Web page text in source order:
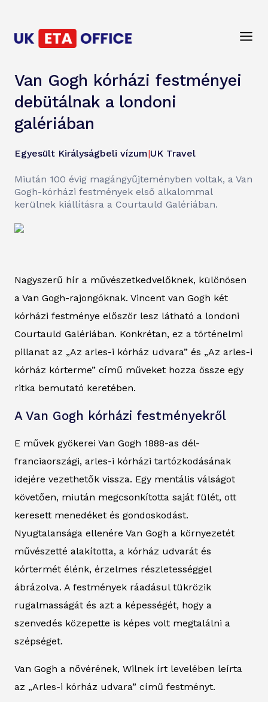
Van Gogh kórházi festményei
debütálnak a londoni
galériában
Egyesült Királyságbeli vízum|UK Travel
Miután 100 évig magángyűjteményben voltak, a Van
Gogh-kórházi festmények első alkalommal
kerülnek kiállításra a Courtauld Galériában.
Nagyszerű hír a művészetkedvelőknek, különösen
a Van Gogh-rajongóknak. Vincent van Gogh két
kórházi festménye először lesz látható a londoni
Courtauld Galériában. Konkrétan, ez a történelmi
pillanat az „Az arles-i kórház udvara” és „Az arles-i
kórház kórterme” című műveket hozza össze egy
ritka bemutató keretében.
A Van Gogh kórházi festményekről
E művek gyökerei Van Gogh 1888-as dél-
franciaországi, arles-i kórházi tartózkodásának
idejére vezethetők vissza. Egy mentális válságot
követően, miután megcsonkította saját fülét, ott
keresett menedéket és gondoskodást.
Nyugtalansága ellenére Van Gogh a környezetét
művészetté alakította, a kórház udvarát és
kórtermét élénk, érzelmes részletességgel
ábrázolva. A festmények ráadásul tükrözik
rugalmasságát és azt a képességét, hogy a
szenvedés közepette is képes volt megtalálni a
szépséget.
Van Gogh a nővérének, Wilnek írt levelében leírta
az „Arles-i kórház udvara” című festményt.